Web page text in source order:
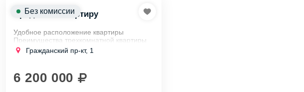
Продаю 3к квартиру
Удобное расположение квартиры
Преимущества трехкомнатной квартиры
на Гражданском проспекте:
Гражданский пр-кт, 1
6 200 000
Без комиссии